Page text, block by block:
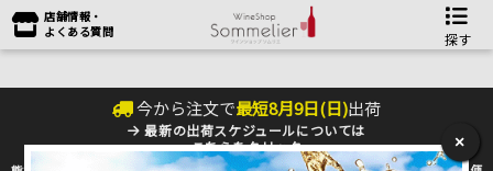
店舗情報・
よくある質問
探す
今から注文で最短8月9日(日)出荷
最新の出荷スケジュールについては
こちらをクリック
×